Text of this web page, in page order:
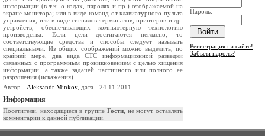
информации (в т.ч. о кодах, паролях и пр.) отображаемой на
экране монитора; или в виде команд от клавиатурного пульта
управления; или в виде сигналов терминалов, принтеров и др.
устройств, обеспечивающих компьютерную технологию
производства. Если цели достигаются негласно, то
соответствующие средства и способы следует называть
специальными. Из общих соображений можно выделить, по
крайней мере, два вида СТС информационной разведки
связанных с программным проникновением с целью хищения
информации, а также задачей частичного или полного ее
разрушения (искажения).
Автор - Aleksandr Minkov, дата - 24.11.2011
Информация
Посетители, находящиеся в группе Гости, не могут оставлять
комментарии к данной публикации.
Пароль:
Регистрация на сайте!
Забыли пароль?